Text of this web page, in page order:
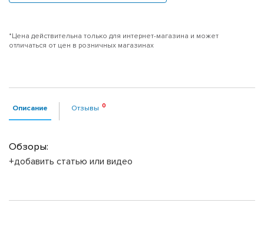
*Цена действительна только для интернет-магазина и может
отличаться от цен в розничных магазинах
Описание Отзывы
Обзоры:
+добавить статью или видео